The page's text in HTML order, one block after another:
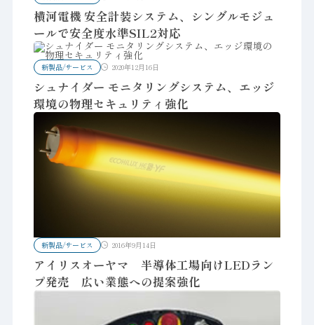
横河電機 安全計装システム、シングルモジュ
ールで安全度水準SIL2対応
新製品/サービス 2020年12月16日
シュナイダー モニタリングシステム、エッジ
環境の物理セキュリティ強化
新製品/サービス 2016年9月14日
アイリスオーヤマ 半導体工場向けLEDラン
プ発売 広い業態への提案強化